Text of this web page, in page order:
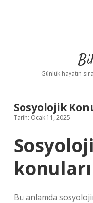
Günlük hayatın
Sosyolojik
Tarih: Ocak 11, 2025
Bu anlamda